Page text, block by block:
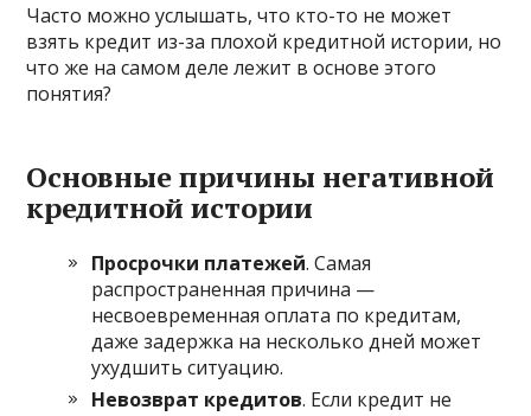
Часто можно услышать, что кто-то не может
взять кредит из-за плохой кредитной истории, но
что же на самом деле лежит в основе этого
понятия?
Основные причины негативной
кредитной истории
Просрочки платежей. Самая
распространенная причина —
несвоевременная оплата по кредитам,
даже задержка на несколько дней может
ухудшить ситуацию.
Невозврат кредитов. Если кредит не